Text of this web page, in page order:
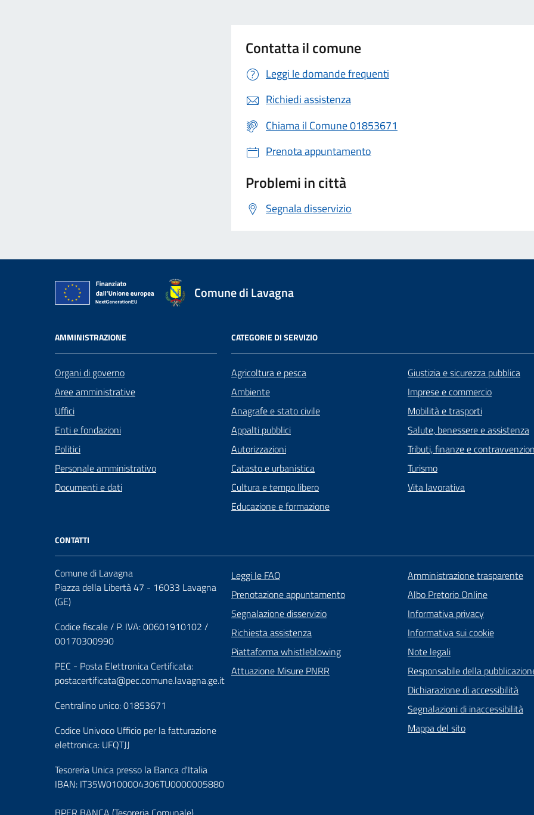
Contatta il comune
Leggi le domande frequenti
Richiedi assistenza
Chiama il Comune 01853671
Prenota appuntamento
Problemi in città
Segnala disservizio
Comune di Lavagna
AMMINISTRAZIONE
Organi di governo
Aree amministrative
Uffici
Enti e fondazioni
Politici
Personale amministrativo
Documenti e dati
CATEGORIE DI SERVIZIO
Agricoltura e pesca
Ambiente
Anagrafe e stato civile
Appalti pubblici
Autorizzazioni
Catasto e urbanistica
Cultura e tempo libero
Educazione e formazione
Giustizia e sicurezza pubblica
Imprese e commercio
Mobilità e trasporti
Salute, benessere e assistenza
Tributi, finanze e
Turismo
Vita lavorativa
CONTATTI
Comune di Lavagna
Piazza della Libertà 47 - 16033 Lavagna
(GE)
Codice fiscale / P. IVA: 00601910102 /
00170300990
PEC - Posta Elettronica Certificata:
postacertificata@pec.comune.lavagna.ge.it
Centralino unico: 01853671
Codice Univoco Ufficio per la fatturazione
elettronica: UFQTJJ
Leggi le FAQ
Prenotazione appuntamento
Segnalazione disservizio
Richiesta assistenza
Piattaforma whistleblowing
Attuazione Misure PNRR
Amministrazione trasparente
Albo Pretorio Online
Informativa privacy
Informativa sui cookie
Note legali
Responsabile della
Dichiarazione di accessibilità
Segnalazioni di inaccessibilità
Mappa del sito
Tesoreria Unica presso la Banca d'Italia
IBAN: IT35W0100004306TU0000005880